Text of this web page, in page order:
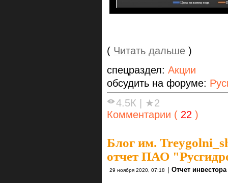
( Читать дальше )
спецраздел: Акции
обсудить на форуме:
4.5К
★2
Комментарии ( 22 )
Блог им.
отчет ПАО
29 ноября 2020, 07:18 Отчет инвестора